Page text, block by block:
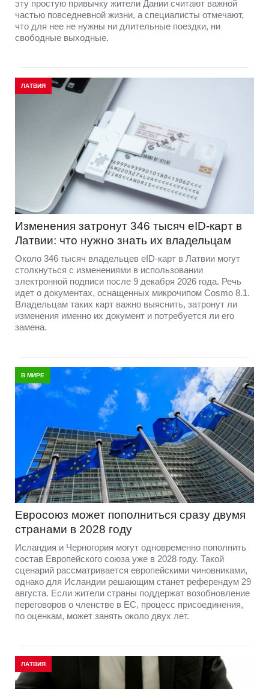
эту простую привычку жители Дании считают важной
частью повседневной жизни, а специалисты отмечают,
что для нее не нужны ни длительные поездки, ни
свободные выходные.
ЛАТВИЯ
Изменения затронут 346 тысяч eID-карт в
Латвии: что нужно знать их владельцам
Около 346 тысяч владельцев eID-карт в Латвии могут
столкнуться с изменениями в использовании
электронной подписи после 9 декабря 2026 года. Речь
идет о документах, оснащенных микрочипом Cosmo 8.1.
Владельцам таких карт важно выяснить, затронут ли
изменения именно их документ и потребуется ли его
замена.
В МИРЕ
Евросоюз может пополниться сразу двумя
странами в 2028 году
Исландия и Черногория могут одновременно пополнить
состав Европейского союза уже в 2028 году. Такой
сценарий рассматривается европейскими чиновниками,
однако для Исландии решающим станет референдум 29
августа. Если жители страны поддержат возобновление
переговоров о членстве в ЕС, процесс присоединения,
по оценкам, может занять около двух лет.
ЛАТВИЯ